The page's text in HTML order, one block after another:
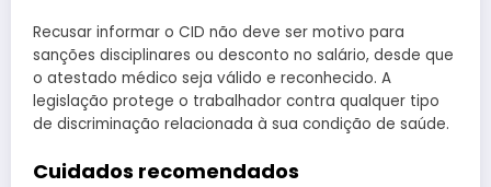
Recusar informar o CID não deve ser motivo para
sanções disciplinares ou desconto no salário, desde que
o atestado médico seja válido e reconhecido. A
legislação protege o trabalhador contra qualquer tipo
de discriminação relacionada à sua condição de saúde.
Cuidados recomendados